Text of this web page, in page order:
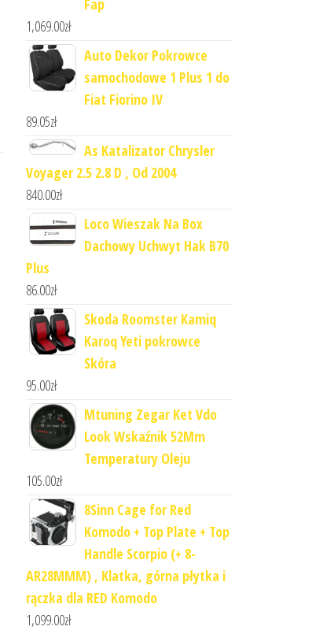
Fap
1,069.00zł
Auto Dekor Pokrowce
samochodowe 1 Plus 1 do
Fiat Fiorino IV
89.05zł
As Katalizator Chrysler
Voyager 2.5 2.8 D , Od 2004
840.00zł
Loco Wieszak Na Box
Dachowy Uchwyt Hak B70
Plus
86.00zł
Skoda Roomster Kamiq
Karoq Yeti pokrowce
Skóra
95.00zł
Mtuning Zegar Ket Vdo
Look Wskaźnik 52Mm
Temperatury Oleju
105.00zł
8Sinn Cage for Red
Komodo + Top Plate + Top
Handle Scorpio (+ 8-
AR28MMM) , Klatka, górna płytka i
rączka dla RED Komodo
1,099.00zł